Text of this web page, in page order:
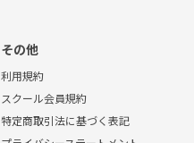
その他
利用規約
スクール会員規約
特定商取引法に基づく表記